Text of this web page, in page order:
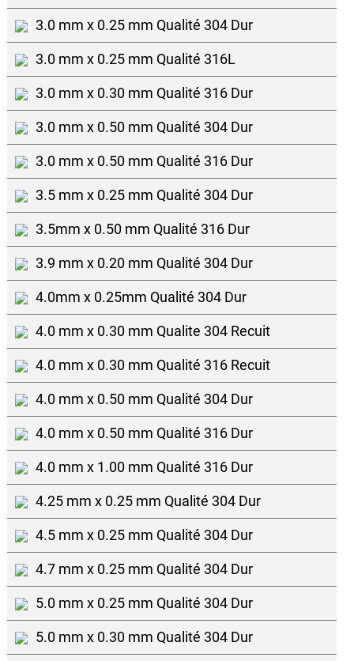
3.0 mm x 0.25 mm Qualité 304 Dur
3.0 mm x 0.25 mm Qualité 316L
3.0 mm x 0.30 mm Qualité 316 Dur
3.0 mm x 0.50 mm Qualité 304 Dur
3.0 mm x 0.50 mm Qualité 316 Dur
3.5 mm x 0.25 mm Qualité 304 Dur
3.5mm x 0.50 mm Qualité 316 Dur
3.9 mm x 0.20 mm Qualité 304 Dur
4.0mm x 0.25mm Qualité 304 Dur
4.0 mm x 0.30 mm Qualite 304 Recuit
4.0 mm x 0.30 mm Qualité 316 Recuit
4.0 mm x 0.50 mm Qualité 304 Dur
4.0 mm x 0.50 mm Qualité 316 Dur
4.0 mm x 1.00 mm Qualité 316 Dur
4.25 mm x 0.25 mm Qualité 304 Dur
4.5 mm x 0.25 mm Qualité 304 Dur
4.7 mm x 0.25 mm Qualité 304 Dur
5.0 mm x 0.25 mm Qualité 304 Dur
5.0 mm x 0.30 mm Qualité 304 Dur